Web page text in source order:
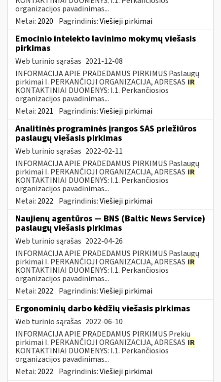
organizacijos pavadinimas...
Metai: 2020 Pagrindinis:Viešieji pirkimai
Emocinio intelekto lavinimo mokymų viešasis
pirkimas
Web turinio sąrašas 2021-12-08
INFORMACIJA APIE PRADEDAMUS PIRKIMUS Paslaugų
pirkimai I. PERKANČIOJI ORGANIZACIJA, ADRESAS IR
KONTAKTINIAI DUOMENYS: I.1. Perkančiosios
organizacijos pavadinimas...
Metai: 2021 Pagrindinis:Viešieji pirkimai
Analitinės programinės įrangos SAS priežiūros
paslaugų viešasis pirkimas
Web turinio sąrašas 2022-02-11
INFORMACIJA APIE PRADEDAMUS PIRKIMUS Paslaugų
pirkimai I. PERKANČIOJI ORGANIZACIJA, ADRESAS IR
KONTAKTINIAI DUOMENYS: I.1. Perkančiosios
organizacijos pavadinimas...
Metai: 2022 Pagrindinis:Viešieji pirkimai
Naujienų agentūros — BNS (Baltic News Service)
paslaugų viešasis pirkimas
Web turinio sąrašas 2022-04-26
INFORMACIJA APIE PRADEDAMUS PIRKIMUS Paslaugų
pirkimai I. PERKANČIOJI ORGANIZACIJA, ADRESAS IR
KONTAKTINIAI DUOMENYS: I.1. Perkančiosios
organizacijos pavadinimas...
Metai: 2022 Pagrindinis:Viešieji pirkimai
Ergonominių darbo kėdžių viešasis pirkimas
Web turinio sąrašas 2022-06-10
INFORMACIJA APIE PRADEDAMUS PIRKIMUS Prekių
pirkimai I. PERKANČIOJI ORGANIZACIJA, ADRESAS IR
KONTAKTINIAI DUOMENYS: I.1. Perkančiosios
organizacijos pavadinimas...
Metai: 2022 Pagrindinis:Viešieji pirkimai